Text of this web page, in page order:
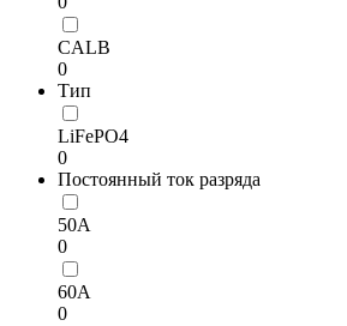
CALB
0
Тип
LiFePO4
0
Постоянный ток разряда
50А
0
60А
0